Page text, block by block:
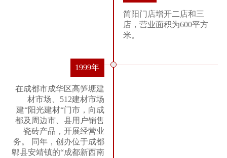
简阳门店增开二店和三
店，营业面积为600平方
米。
1999年
在成都市成华区高笋塘建
材市场、512建材市场
建“阳光建材“门市，向成
都及周边市、县用户销售
瓷砖产品，开展经营业
务。 同年，创办位于成都
郫县安靖镇的“成都新西南